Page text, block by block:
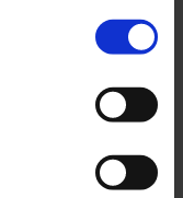
im
und
vom 28.03.2024